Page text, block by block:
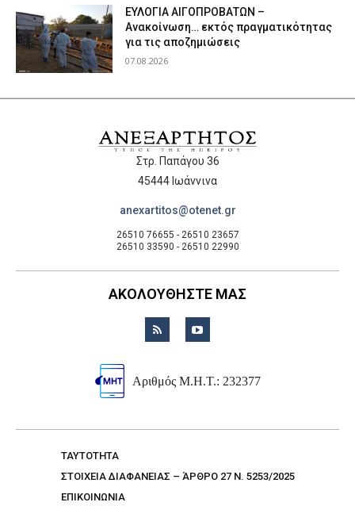
ΕΥΛΟΓΙΑ ΑΙΓΟΠΡΟΒΑΤΩΝ –
Ανακοίνωση… εκτός πραγματικότητας
για τις αποζημιώσεις
07.08.2026
Στρ. Παπάγου 36
45444 Ιωάννινα
anexartitos@otenet.gr
26510 76655 - 26510 23657
26510 33590 - 26510 22990
ΑΚΟΛΟΥΘΗΣΤΕ ΜΑΣ
Αριθμός Μ.Η.Τ.: 232377
TAYTOTHTA
ΣΤΟΙΧΕΙΑ ΔΙΑΦΑΝΕΙΑΣ – ΆΡΘΡΟ 27 Ν. 5253/2025
ΕΠΙΚΟΙΝΩΝΙΑ